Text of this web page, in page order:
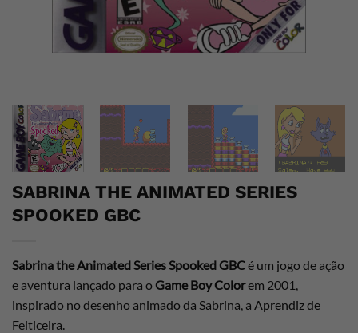
SABRINA THE ANIMATED SERIES
SPOOKED GBC
Sabrina the Animated Series Spooked GBCé um jogo de ação
e aventura lançado para oGame Boy Colorem 2001,
inspirado no desenho animado da Sabrina, a Aprendiz de
Feiticeira.